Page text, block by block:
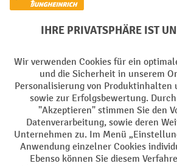
Soziale Netzwerke
Impressum Datenschutz
Barrierefreiheit Privacy Settings
Alle Preise exkl. gesetzl. Mehrwertsteuer zzgl.